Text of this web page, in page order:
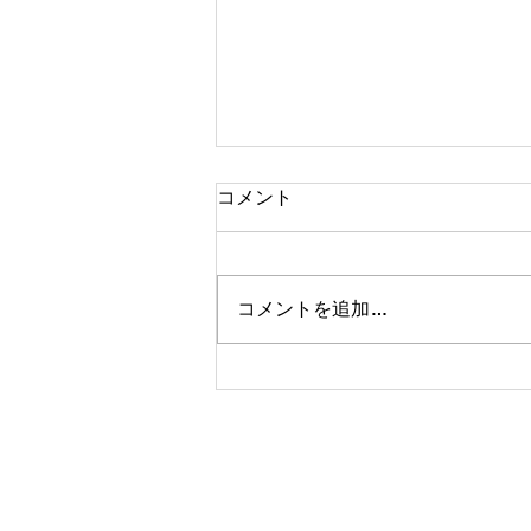
コメント
コメントを追加…